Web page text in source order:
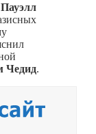
Чедид.